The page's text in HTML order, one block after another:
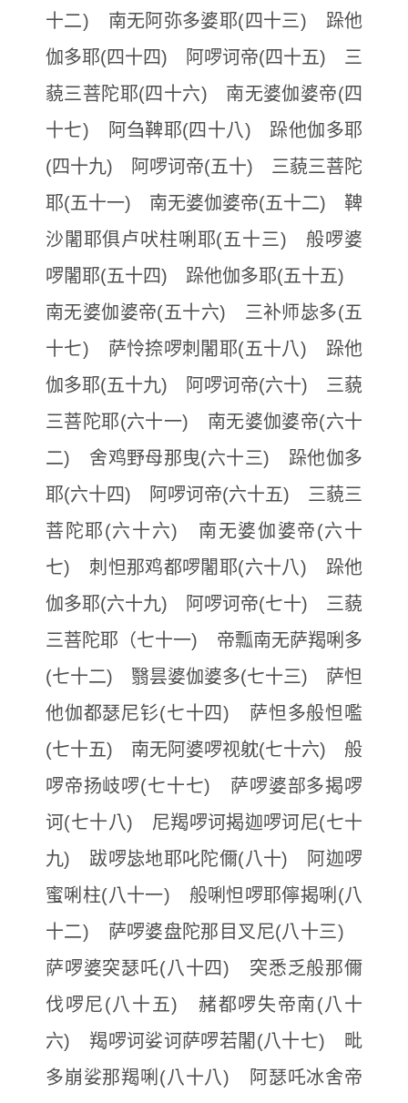
十二) 南无阿弥多婆耶(四十三) 跺他
伽多耶(四十四) 阿啰诃帝(四十五) 三
藐三菩陀耶(四十六) 南无婆伽婆帝(四
十七) 阿刍鞞耶(四十八) 跺他伽多耶
(四十九) 阿啰诃帝(五十) 三藐三菩陀
耶(五十一) 南无婆伽婆帝(五十二) 鞞
沙闍耶俱卢吠柱唎耶(五十三) 般啰婆
啰闍耶(五十四) 跺他伽多耶(五十五)
南无婆伽婆帝(五十六) 三补师毖多(五
十七) 萨怜捺啰刺闍耶(五十八) 跺他
伽多耶(五十九) 阿啰诃帝(六十) 三藐
三菩陀耶(六十一) 南无婆伽婆帝(六十
二) 舍鸡野母那曳(六十三) 跺他伽多
耶(六十四) 阿啰诃帝(六十五) 三藐三
菩陀耶(六十六) 南无婆伽婆帝(六十
七) 刺怛那鸡都啰闍耶(六十八) 跺他
伽多耶(六十九) 阿啰诃帝(七十) 三藐
三菩陀耶（七十一) 帝瓢南无萨羯唎多
(七十二) 翳昙婆伽婆多(七十三) 萨怛
他伽都瑟尼钐(七十四) 萨怛多般怛嚂
(七十五) 南无阿婆啰视躭(七十六) 般
啰帝扬岐啰(七十七) 萨啰婆部多揭啰
诃(七十八) 尼羯啰诃揭迦啰诃尼(七十
九) 跋啰毖地耶叱陀儞(八十) 阿迦啰
蜜唎柱(八十一) 般唎怛啰耶儜揭唎(八
十二) 萨啰婆盘陀那目叉尼(八十三)
萨啰婆突瑟吒(八十四) 突悉乏般那儞
伐啰尼(八十五) 赭都啰失帝南(八十
六) 羯啰诃娑诃萨啰若闍(八十七) 毗
多崩娑那羯唎(八十八) 阿瑟吒冰舍帝